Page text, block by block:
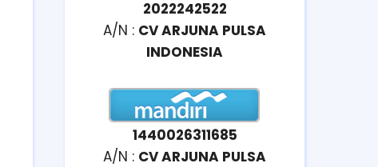
2022242522
A/N : CV ARJUNA PULSA
INDONESIA
1440026311685
A/N : CV ARJUNA PULSA